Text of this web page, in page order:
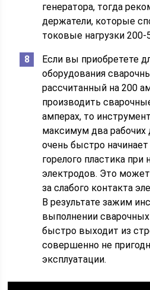
генератора, тогда
держатели, которые
токовые нагрузки 200-
Если вы приобретете
оборудования
рассчитанный на 200
производить
амперах, то
максимум два рабочих
очень быстро
горелого пластика при
электродов. Это
за слабого контакта
В результате зажим
выполнении сварочных
быстро выходит из
совершенно не
эксплуатации.